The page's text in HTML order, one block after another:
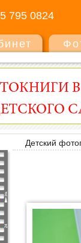
795 0824
Детский